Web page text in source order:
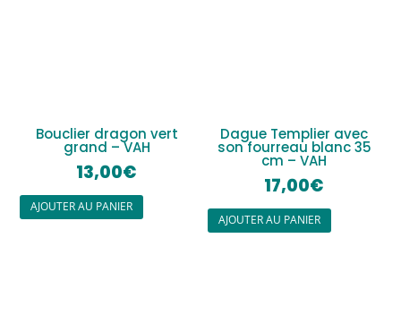
Bouclier dragon vert
grand – VAH
13,00€
AJOUTER AU PANIER
Dague Templier avec
son fourreau blanc 35
cm – VAH
17,00€
AJOUTER AU PANIER